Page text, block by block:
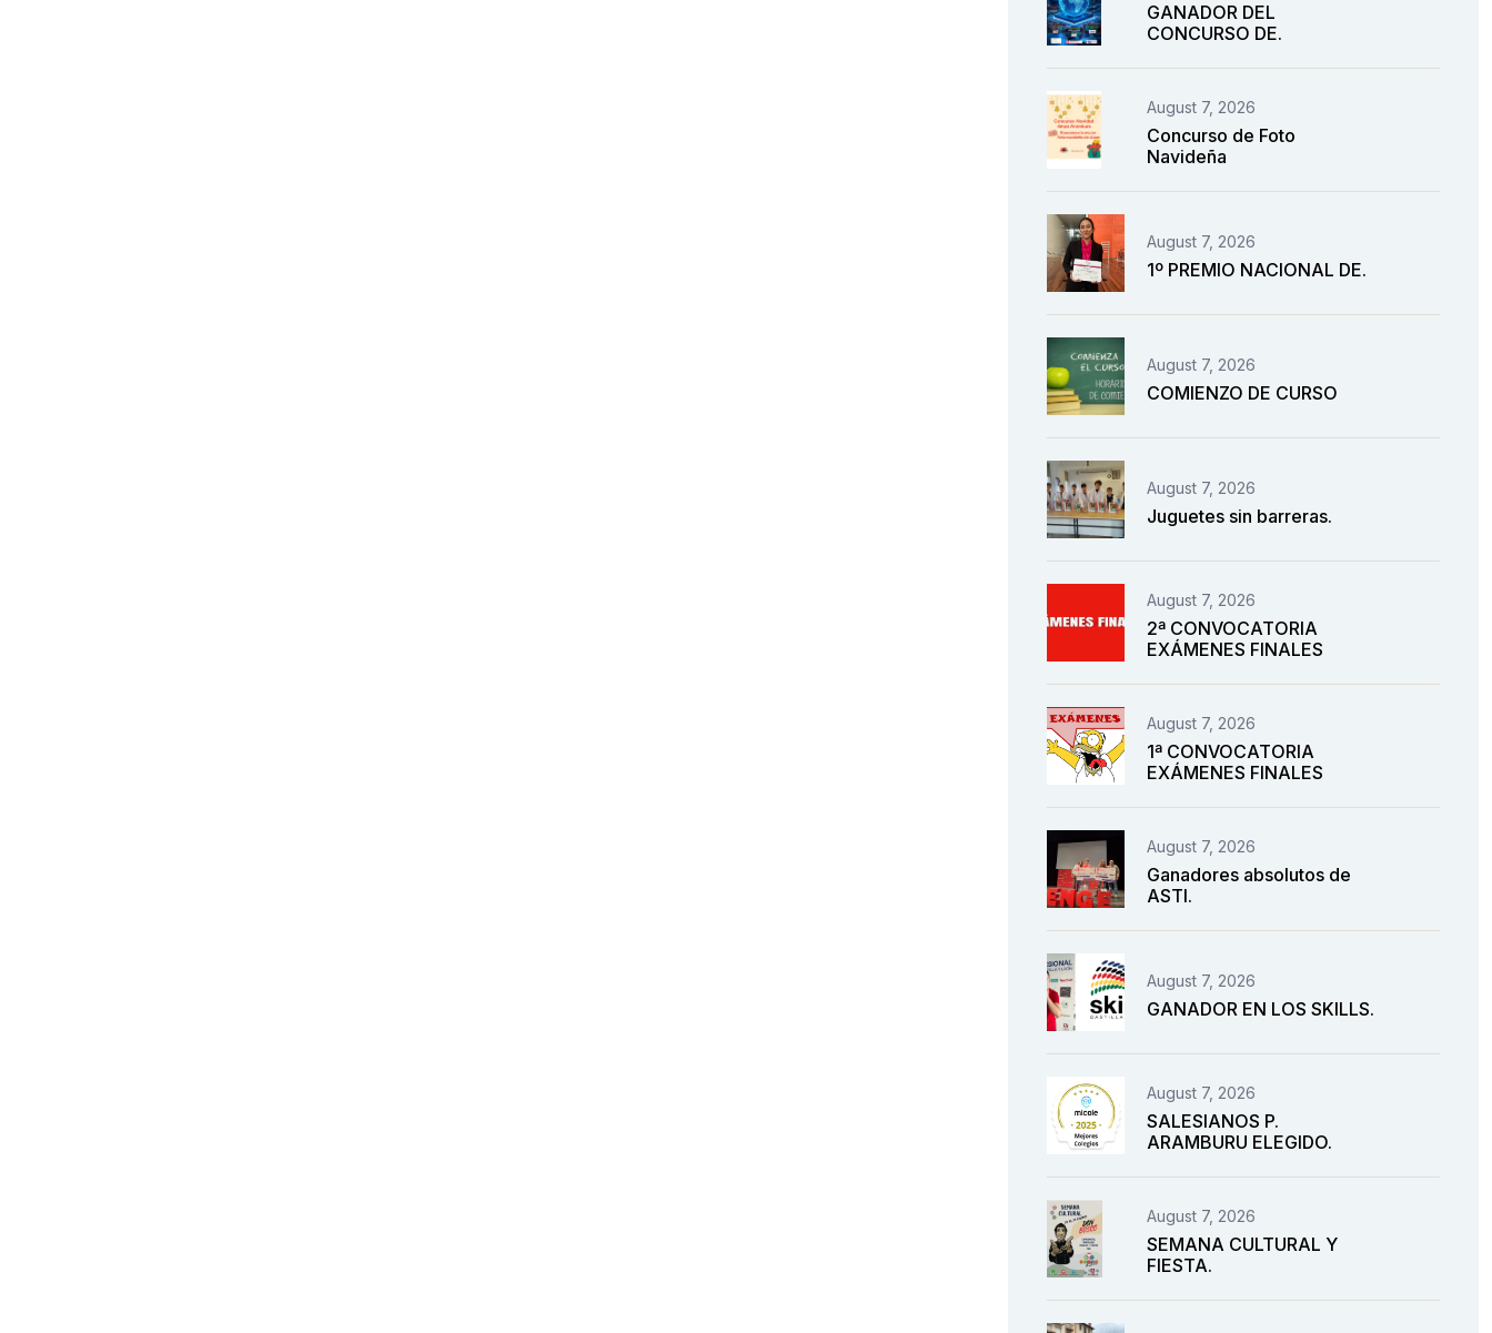
GANADOR DEL
CONCURSO DE.
August 7, 2026
Concurso de Foto
Navideña
August 7, 2026
1º PREMIO NACIONAL DE.
August 7, 2026
COMIENZO DE CURSO
August 7, 2026
Juguetes sin barreras.
August 7, 2026
2ª CONVOCATORIA
EXÁMENES FINALES
August 7, 2026
1ª CONVOCATORIA
EXÁMENES FINALES
August 7, 2026
Ganadores absolutos de
ASTI.
August 7, 2026
GANADOR EN LOS SKILLS.
August 7, 2026
SALESIANOS P.
ARAMBURU ELEGIDO.
August 7, 2026
SEMANA CULTURAL Y
FIESTA.